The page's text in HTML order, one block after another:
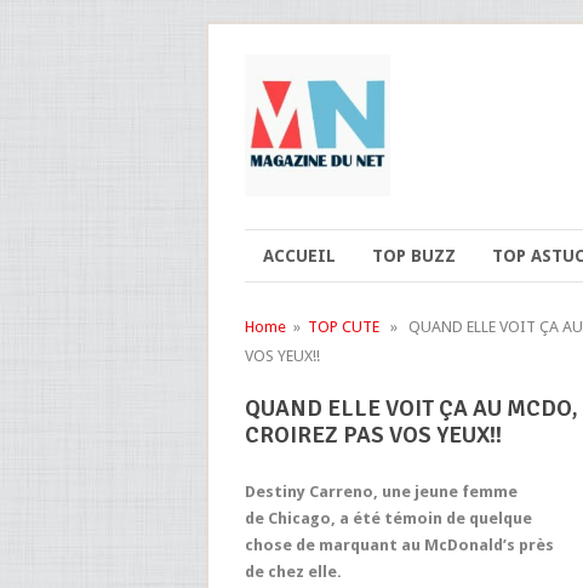
ACCUEIL TOP BUZZ TOP
Home » TOP CUTE » QUAND ELLE VOIT ÇA AU
VOS YEUX!!
QUAND ELLE VOIT ÇA AU
CROIREZ PAS VOS YEUX!!
Destiny Carreno, une jeune femme
de Chicago, a été témoin de quelque
chose de marquant au McDonald’s près
de chez elle.